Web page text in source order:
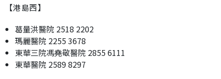
【港島西】
葛量洪醫院 2518 2202
瑪麗醫院 2255 3678
東華三院馮堯敬醫院 2855 6111
東華醫院 2589 8297